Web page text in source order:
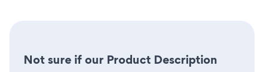
Not sure if our Product Description